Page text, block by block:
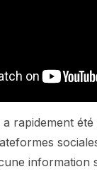
rapidement
information